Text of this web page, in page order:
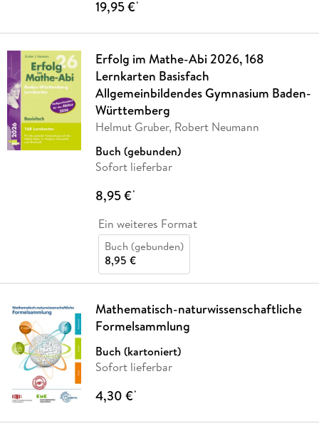
19,95 €*
Erfolg im Mathe-Abi 2026, 168
Lernkarten Basisfach
Allgemeinbildendes Gymnasium Baden-
Württemberg
Helmut Gruber, Robert Neumann
Buch (gebunden)
Sofort lieferbar
8,95 €*
Ein weiteres Format
Buch (gebunden)
8,95 €
Mathematisch-naturwissenschaftliche
Formelsammlung
Buch (kartoniert)
Sofort lieferbar
4,30 €*